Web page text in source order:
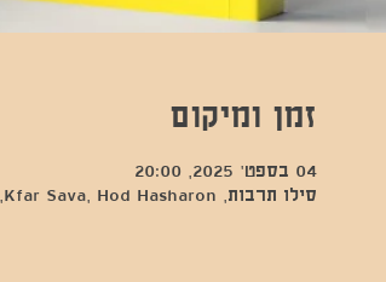
זמן ומיקום
04 בספט׳ 2025, 20:00
סילו תרבות, Kfar Sava, Hod Hasharon, ישראל